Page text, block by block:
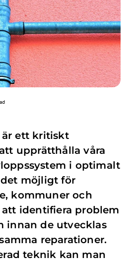
ett kritiskt
upprätthålla våra
i optimalt
möjligt för
kommuner och
identifiera problem
innan de utvecklas
reparationer.
teknik kan man